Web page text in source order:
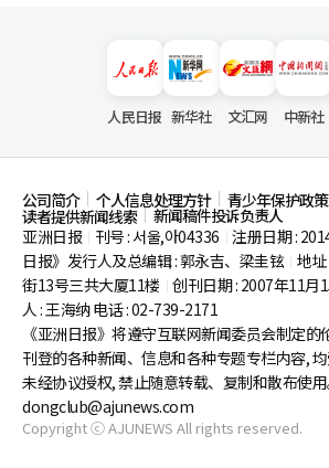
人民日报 新华社 文汇网 中新社
公司简介 个人信息处理方针 青少年保护政策
读者提供新闻线索
新闻稿件投诉负责人
亚洲日报
刊号 : 서울,아04336 注册日期 :
日报》发行人及总编辑 : 郭永吉、梁圭铉 地
街13号三共大厦11楼 创刊日期 : 2007年11月
人 : 王海纳 电话 : 02-739-2171
《亚洲日报》将遵守互联网新闻委员会制定的
刊登的各种新闻、信息和各种专题专栏内容, 均
未经协议授权, 禁止随意转载、复制和散布使用
dongclub@ajunews.com
Copyright ⓒ AJUNEWS All rights reserved.